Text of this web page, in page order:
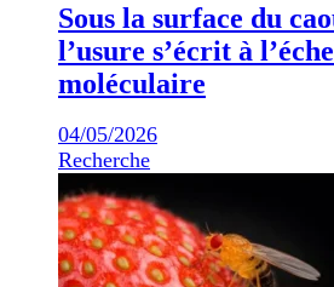
Sous la surface du
l’usure s’écrit à
moléculaire
04/05/2026
Recherche